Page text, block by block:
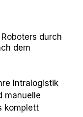
durch
dem
Intralogistik
manuelle
komplett